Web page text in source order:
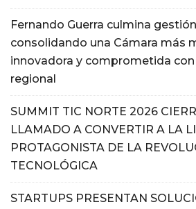
Fernando Guerra culmina
consolidando una Cámara más
innovadora y comprometida
regional
SUMMIT TIC NORTE 2026
LLAMADO A CONVERTIR A LA
PROTAGONISTA DE LA
TECNOLÓGICA
STARTUPS PRESENTAN